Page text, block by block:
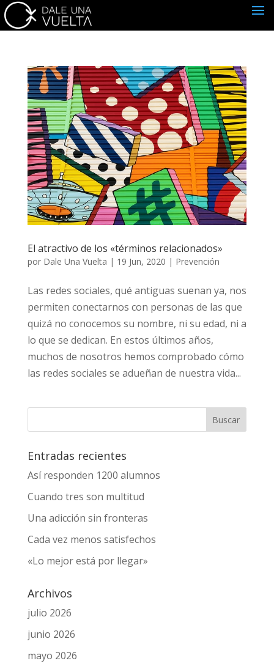
El atractivo de los «términos relacionados»
por Dale Una Vuelta | 19 Jun, 2020 | Prevención
Las redes sociales, qué antiguas suenan ya, nos
permiten conectarnos con personas de las que
quizá no conocemos su nombre, ni su edad, ni a
lo que se dedican. En estos últimos años,
muchos de nosotros hemos comprobado cómo
las redes sociales se adueñan de nuestra vida...
Entradas recientes
Así responden 1200 alumnos
Cuando tres son multitud
Una adicción sin fronteras
Cada vez menos satisfechos
«Lo mejor está por llegar»
Archivos
julio 2026
junio 2026
mayo 2026